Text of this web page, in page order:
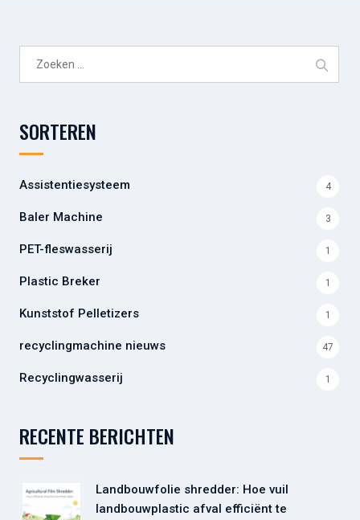
SORTEREN
Assistentiesysteem 4
Baler Machine 3
PET-fleswasserij 1
Plastic Breker 1
Kunststof Pelletizers 1
recyclingmachine nieuws 47
Recyclingwasserij 1
RECENTE BERICHTEN
Landbouwfolie shredder: Hoe vuil
landbouwplastic afval efficiënt te